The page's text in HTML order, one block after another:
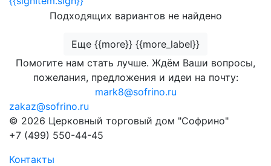
Подходящих вариантов не найдено
Еще {{more}} {{more_label}}
Помогите нам стать лучше. Ждём Ваши вопросы,
пожелания, предложения и идеи на почту:
mark8@sofrino.ru
zakaz@sofrino.ru
© 2026 Церковный торговый дом "Софрино"
+7 (499) 550-44-45
Контакты